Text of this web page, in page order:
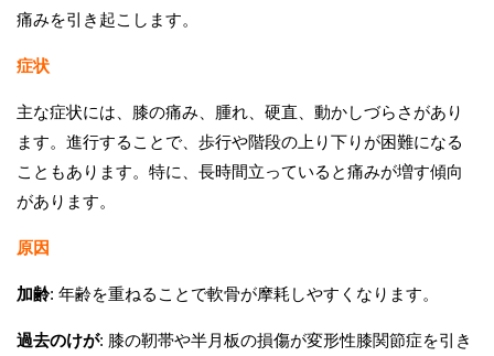
痛みを引き起こします。
症状
主な症状には、膝の痛み、腫れ、硬直、動かしづらさがあり
ます。進行することで、歩行や階段の上り下りが困難になる
こともあります。特に、長時間立っていると痛みが増す傾向
があります。
原因
加齢: 年齢を重ねることで軟骨が摩耗しやすくなります。
過去のけが: 膝の靭帯や半月板の損傷が変形性膝関節症を引き